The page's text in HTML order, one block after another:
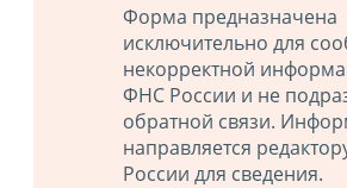
Форма предназначена
исключительно для
некорректной
ФНС России и не
обратной связи.
направляется
России для сведения.